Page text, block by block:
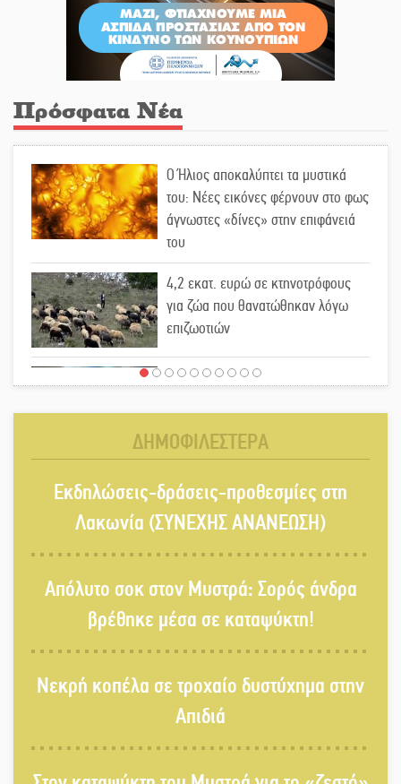
Πρόσφατα Νέα
Ο Ήλιος αποκαλύπτει τα μυστικά
του: Νέες εικόνες φέρνουν στο φως
άγνωστες «δίνες» στην επιφάνειά
του
4,2 εκατ. ευρώ σε κτηνοτρόφους
για ζώα που θανατώθηκαν λόγω
επιζωοτιών
Η ψυχολογία της ανατροπής στο
στη Νεάπολη
τέχνη της πέτρας
Ζουγανέλη το Σαϊνοπούλειο
Πλούσιο πολιτιστικό πρόγραμμα
δίνει «χρώμα» στον Αύγουστο του
ΔΗΜΟΦΙΛΕΣΤΕΡΑ
Εκδηλώσεις-δράσεις-προθεσμίες στη
Λακωνία (ΣΥΝΕΧΗΣ ΑΝΑΝΕΩΣΗ)
Απόλυτο σοκ στον Μυστρά: Σορός άνδρα
βρέθηκε μέσα σε καταψύκτη!
Νεκρή κοπέλα σε τροχαίο δυστύχημα στην
Απιδιά